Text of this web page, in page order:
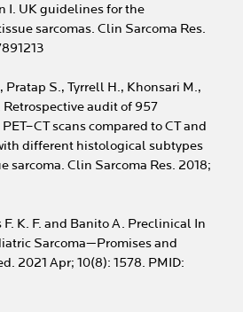
I. UK guidelines for the
sarcomas. Clin Sarcoma Res.
Pratap S., Tyrrell H., Khonsari M.,
audit of 957
scans compared to CT and
different histological subtypes
sarcoma. Clin Sarcoma Res. 2018;
K. F. and Banito A. Preclinical In
Sarcoma—Promises and
2021 Apr; 10(8): 1578. PMID: